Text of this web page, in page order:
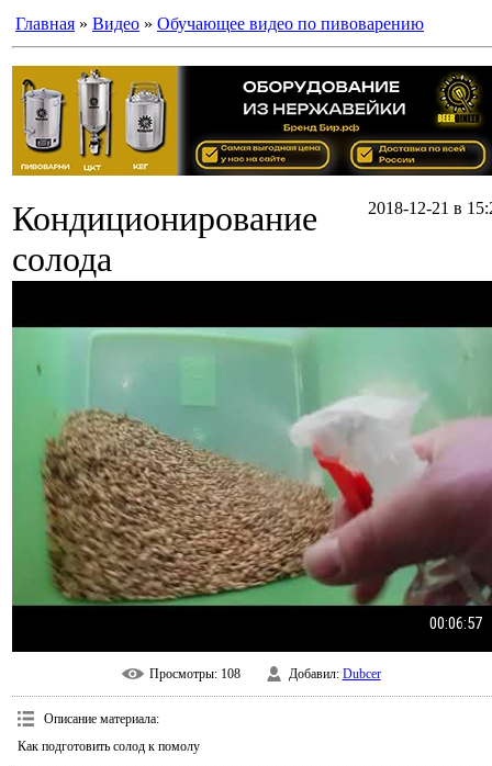
Главная » Видео » Обучающее видео по пивоварению
2018-12-21 в
Кондиционирование
солода
00:06:57
Просмотры: 108 Добавил: Dubcer
Описание материала:
Как подготовить солод к помолу